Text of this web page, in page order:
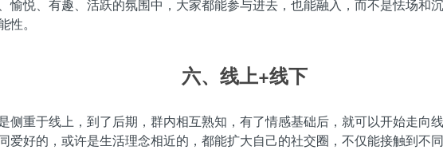
愉悦、有趣、活跃的氛围中，大家都能参与进去，也能融入，而不是怯场和
。
六、 线上+线下
重于线上，到了后期，群内相互熟知，有了情感基础后，就可以开始走向
好的，或许是生活理念相近的，都能扩大自己的社交圈，不仅能接触到不